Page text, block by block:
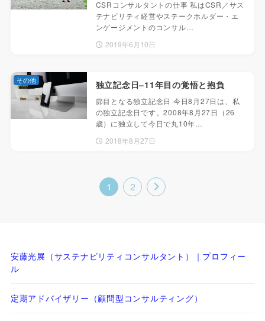
CSRコンサルタントの仕事 私はCSR／サス
テナビリティ経営やステークホルダー・エ
ンゲージメントのコンサル…
2019年6月10日
独立記念日–11年目の覚悟と抱負
節目となる独立記念日 今日8月27日は、私
の独立記念日です。2008年8月27日（26
歳）に独立して今日で丸10年…
2018年8月27日
その他
1 2
安藤光展（サステナビリティコンサルタント）｜プロフィー
ル
定期アドバイザリー（顧問型コンサルティング）